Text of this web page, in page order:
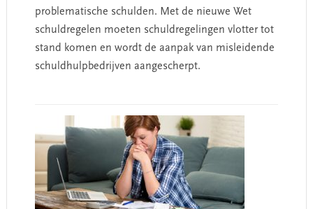
problematische schulden. Met de nieuwe Wet
schuldregelen moeten schuldregelingen vlotter tot
stand komen en wordt de aanpak van misleidende
schuldhulpbedrijven aangescherpt.